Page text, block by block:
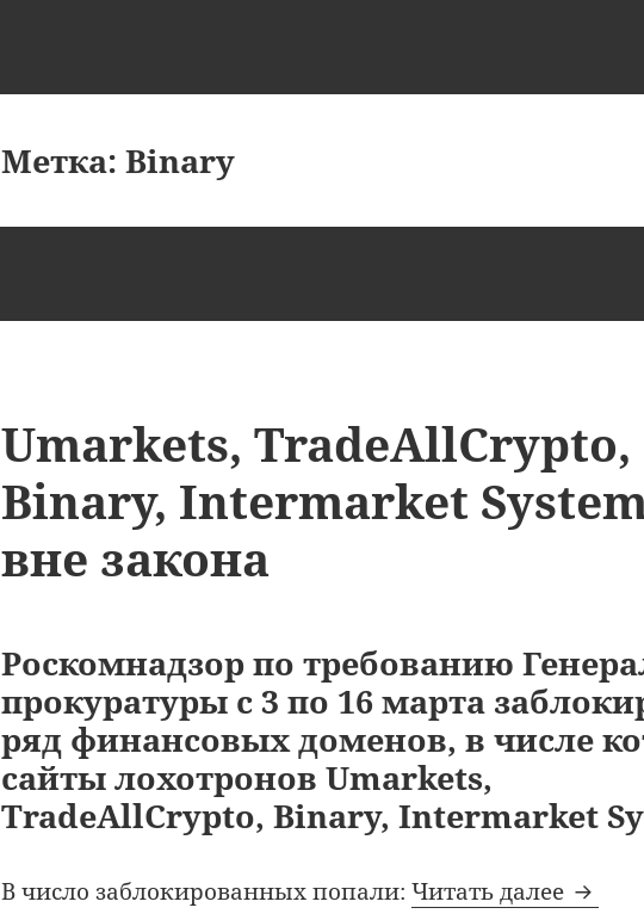
Метка:Binary
Umarkets, TradeAllCrypto,
Binary, Intermarket
вне закона
Роскомнадзор по требованию
прокуратуры с 3 по 16 марта
ряд финансовых доменов, в числе
сайты лохотронов Umarkets,
TradeAllCrypto, Binary, Intermarket
В число заблокированных попали:Читать далее